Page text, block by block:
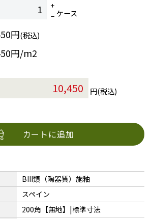
ケース
円(税込)
円/m2
円(税込)
カートに追加
BIII類（陶器質）施釉
スペイン
200角【無地】|標準寸法